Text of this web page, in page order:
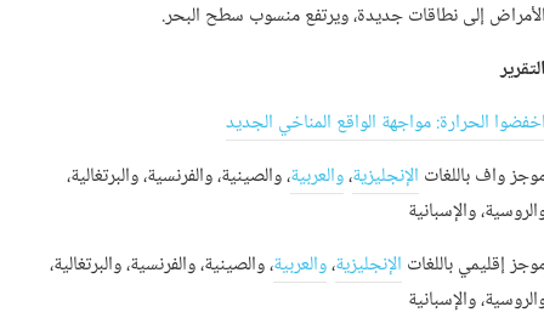
إلى نطاقات جديدة، ويرتفع منسوب سطح البحر.
الحرارة: مواجهة الواقع المناخي الجديد
واف باللغات الإنجليزية،والعربية، والصينية، والفرنسية، والبرتغالية،
والإسبانية
إقليمي باللغات الإنجليزية،والعربية، والصينية، والفرنسية، والبرتغالية،
والإسبانية